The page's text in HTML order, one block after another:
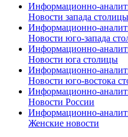
Информационно-
Новости запада столицы
Информационно-
Новости юго-запада
Информационно-
Новости юга столицы
Информационно-
Новости юго-востока
Информационно-
Новости России
Информационно-
Женские новости